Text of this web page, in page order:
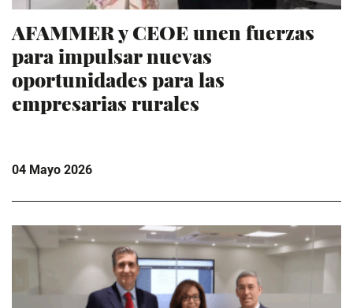
AFAMMER y CEOE unen fuerzas
para impulsar nuevas
oportunidades para las
empresarias rurales
04 Mayo 2026